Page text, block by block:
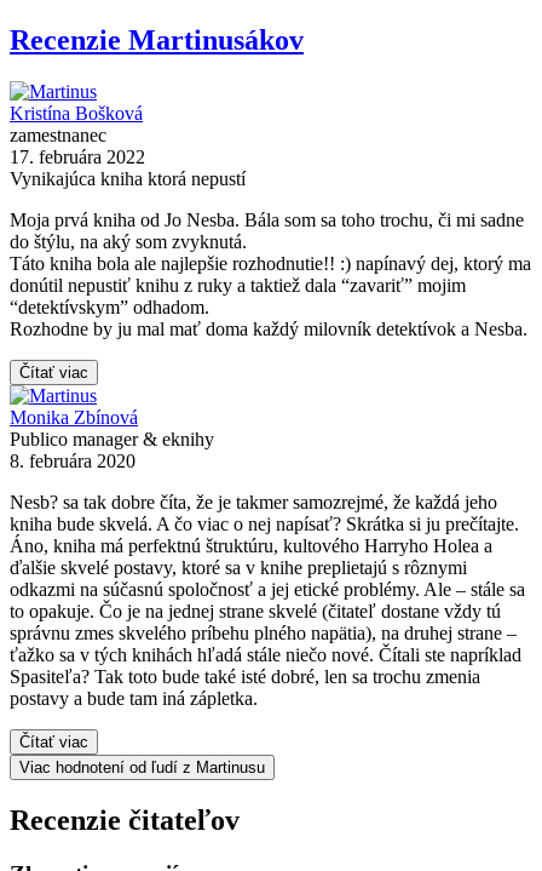
Recenzie Martinusákov
Kristína Bošková
zamestnanec
17. februára 2022
Vynikajúca kniha ktorá nepustí
Moja prvá kniha od Jo Nesba. Bála som sa toho trochu, či mi sadne
do štýlu, na aký som zvyknutá.
Táto kniha bola ale najlepšie rozhodnutie!! :) napínavý dej, ktorý ma
donútil nepustiť knihu z ruky a taktiež dala “zavariť” mojim
“detektívskym” odhadom.
Rozhodne by ju mal mať doma každý milovník detektívok a Nesba.
Čítať viac
Monika Zbínová
Publico manager & eknihy
8. februára 2020
Nesb? sa tak dobre číta, že je takmer samozrejmé, že každá jeho
kniha bude skvelá. A čo viac o nej napísať? Skrátka si ju prečítajte.
Áno, kniha má perfektnú štruktúru, kultového Harryho Holea a
ďalšie skvelé postavy, ktoré sa v knihe preplietajú s rôznymi
odkazmi na súčasnú spoločnosť a jej etické problémy. Ale – stále sa
to opakuje. Čo je na jednej strane skvelé (čitateľ dostane vždy tú
správnu zmes skvelého príbehu plného napätia), na druhej strane –
ťažko sa v tých knihách hľadá stále niečo nové. Čítali ste napríklad
Spasiteľa? Tak toto bude také isté dobré, len sa trochu zmenia
postavy a bude tam iná zápletka.
Čítať viac
Viac hodnotení od ľudí z Martinusu
Recenzie čitateľov